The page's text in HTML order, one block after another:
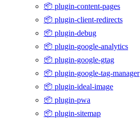
📦 plugin-content-pages
📦 plugin-client-redirects
📦 plugin-debug
📦 plugin-google-analytics
📦 plugin-google-gtag
📦 plugin-google-tag-manager
📦 plugin-ideal-image
📦 plugin-pwa
📦 plugin-sitemap